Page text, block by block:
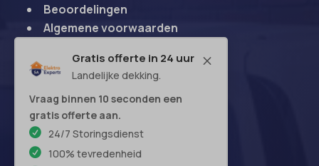
M
Gratis offerte in 24 uur
Landelijke dekking.
Vraag binnen 10 seconden een
gratis offerte aan.
24/7 Storingsdienst
100% tevredenheid
Beoordelingen
Algemene voorwaarden
Begrippenlijst
Contact
Openingstijden